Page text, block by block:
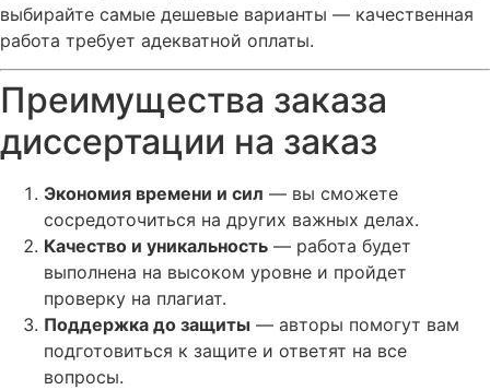
выбирайте самые дешевые варианты — качественная
работа требует адекватной оплаты.
Преимущества заказа
диссертации на заказ
Экономия времени и сил — вы сможете
сосредоточиться на других важных делах.
Качество и уникальность — работа будет
выполнена на высоком уровне и пройдет
проверку на плагиат.
Поддержка до защиты — авторы помогут вам
подготовиться к защите и ответят на все
вопросы.